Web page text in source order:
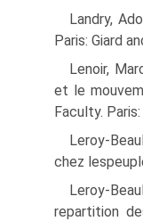
Landry,
Paris: Giard
Lenoir,
et le
Faculty.
Leroy-
chez
Leroy-
repartition